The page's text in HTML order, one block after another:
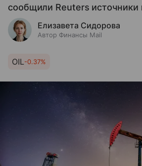
сообщили Reuters источники
Елизавета Сидорова
Автор Финансы Mail
OIL-0.37%